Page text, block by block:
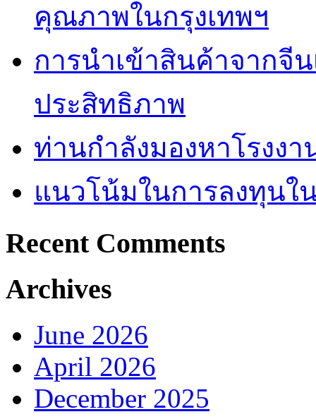
คุณภาพในกรุงเทพฯ
การนำเข้าสินค้าจากจี
ประสิทธิภาพ
ท่านกำลังมองหาโรงง
แนวโน้มในการลงทุนใ
Recent Comments
Archives
June 2026
April 2026
December 2025